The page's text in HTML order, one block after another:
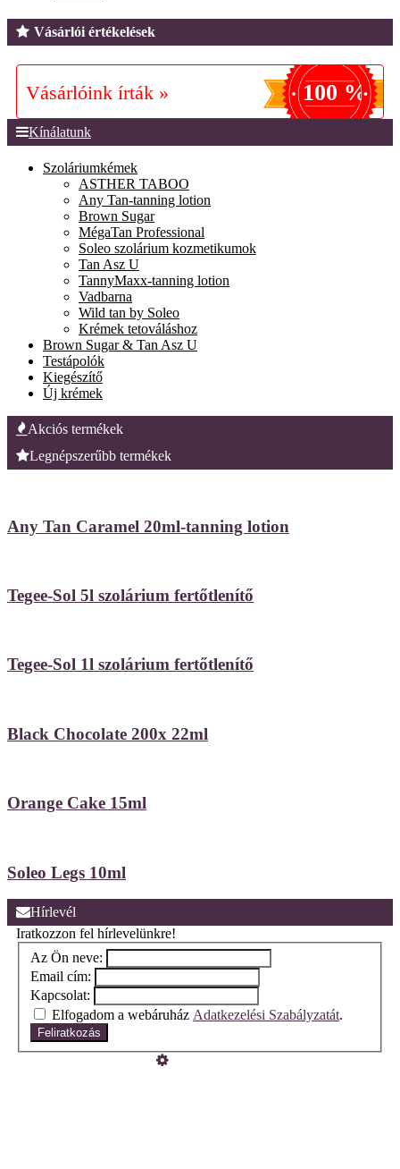
Vásárlói értékelések
Vásárlóink írták » 100 %
Kínálatunk
Szoláriumkémek
ASTHER TABOO
Any Tan-tanning lotion
Brown Sugar
MégaTan Professional
Soleo szolárium kozmetikumok
Tan Asz U
TannyMaxx-tanning lotion
Vadbarna
Wild tan by Soleo
Krémek tetováláshoz
Brown Sugar & Tan Asz U
Testápolók
Kiegészítő
Új krémek
Akciós termékek
Legnépszerűbb termékek
Any Tan Caramel 20ml-tanning lotion
Tegee-Sol 5l szolárium fertőtlenítő
Tegee-Sol 1l szolárium fertőtlenítő
Black Chocolate 200x 22ml
Orange Cake 15ml
Soleo Legs 10ml
Hírlevél
Iratkozzon fel hírlevelünkre!
Az Ön neve:
Email cím:
Kapcsolat:
Elfogadom a webáruház Adatkezelési Szabályzatát.
Feliratkozás